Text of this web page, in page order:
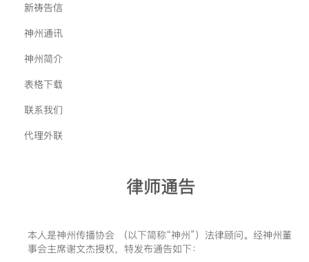
新祷告信
神州通讯
神州简介
表格下载
联系我们
代理外联
律师通告
本人是神州传播协会 （以下简称“神州”）法律顾问。经神州董
事会主席谢文杰授权，特发布通告如下：